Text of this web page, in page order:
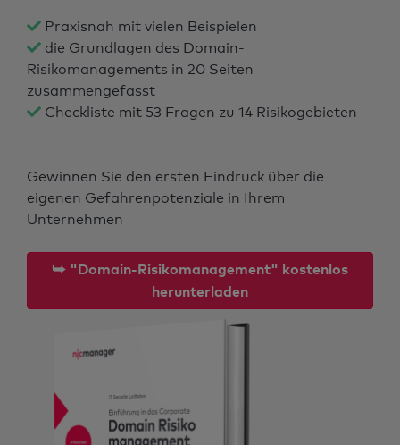
Praxisnah mit vielen Beispielen
die Grundlagen des Domain-
Risikomanagements in 20 Seiten
zusammengefasst
Checkliste mit 53 Fragen zu 14 Risikogebieten
Gewinnen Sie den ersten Eindruck über die
eigenen Gefahrenpotenziale in Ihrem
Unternehmen
⮩ "Domain-Risikomanagement" kostenlos
herunterladen